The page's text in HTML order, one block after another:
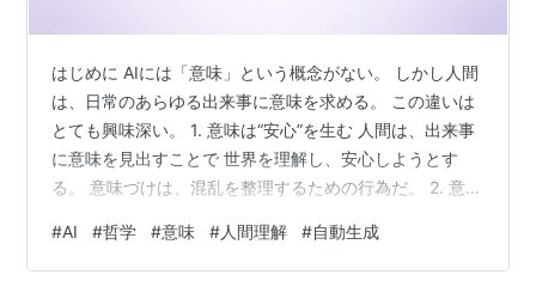
はじめに AIには「意味」という概念がない。 しかし人間
は、日常のあらゆる出来事に意味を求める。 この違いは
とても興味深い。 1. 意味は“安心”を生む 人間は、出来事
に意味を見出すことで 世界を理解し、安心しようとす
る。 意味づけは、混乱を整理するための行為だ。 2. 意味
「なぜこうなったのか」 「この出来事にはどんな価値が
あるのか」 こうした問いが、人生の物語を形づくる。 3.
#AI #哲学 #意味 #人間理解 #自動生成